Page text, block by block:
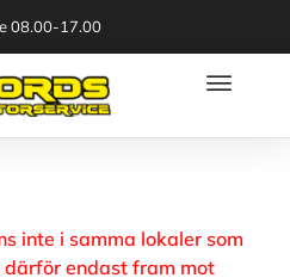
08.00-17.00
inte i samma lokaler som
endast fram mot